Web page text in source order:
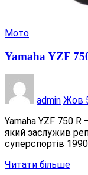
Мото
Yamaha YZF
admin Жов
Yamaha YZF 750
який заслужив
суперспортів
Читати більше